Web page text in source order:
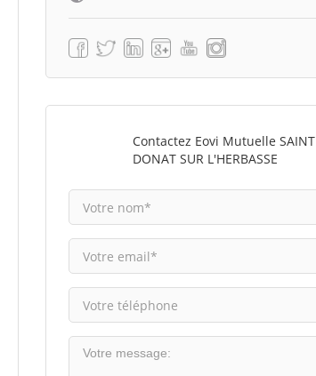
Contactez Eovi Mutuelle SAINT
DONAT SUR L'HERBASSE